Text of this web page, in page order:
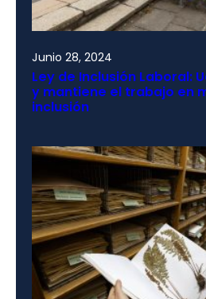
Junio 28, 2024
Ley de Inclusión Laboral:
y mantiene el trabajo en
inclusión